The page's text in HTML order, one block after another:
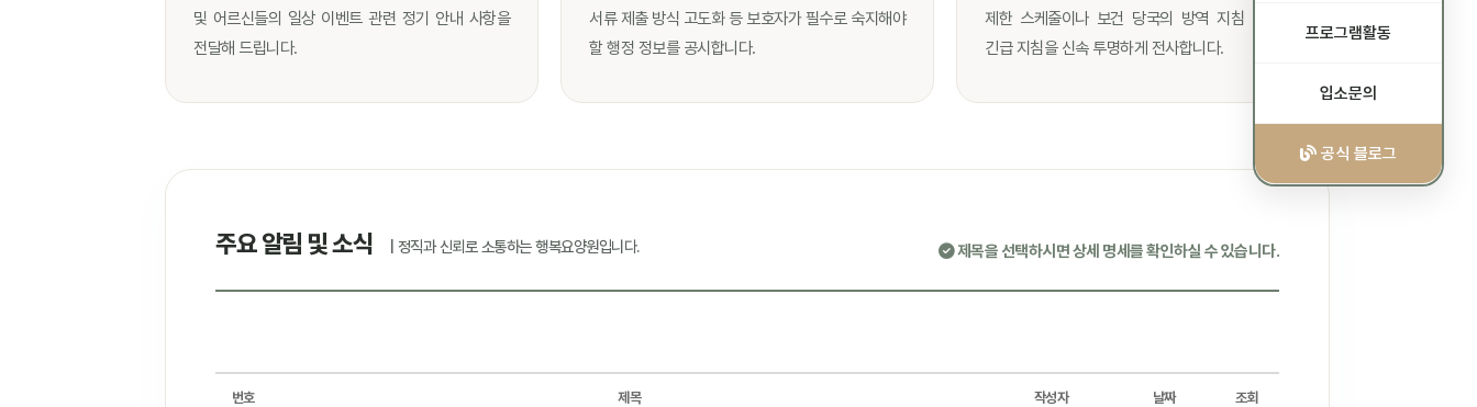
프로그램활동
입소문의
공식 블로그
및 어르신들의 일상 이벤트 관련 정기 안내 사항을
전달해 드립니다.
서류 제출 방식 고도화 등 보호자가 필수로 숙지해야
할 행정 정보를 공시합니다.
제한 스케줄이나 보건 당국의 방역 지침 발동 시
긴급 지침을 신속 투명하게 전사합니다.
주요 알림 및 소식 | 정직과 신뢰로 소통하는 행복요양원입니다. 제목을 선택하시면 상세 명세를 확인하실 수 있습니다.
번호 제목 작성자 날짜 조회